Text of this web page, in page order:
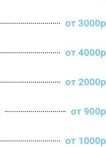
от 3000р
от 4000р
от 2000р
от 900р
от 1000р